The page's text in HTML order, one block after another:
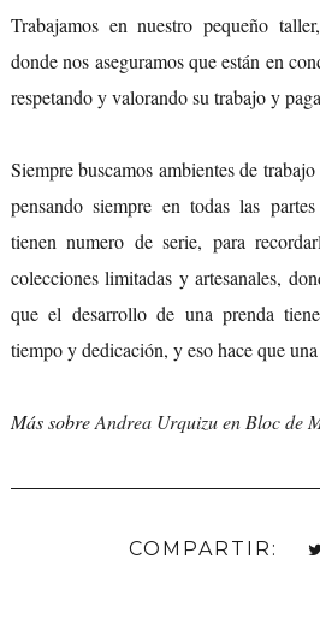
Trabajamos en nuestro pequeño
donde nos aseguramos que están en
respetando y valorando su trabajo y
Siempre buscamos ambientes de
pensando siempre en todas las
tienen numero de serie, para
colecciones limitadas y artesanales,
que el desarrollo de una prenda
tiempo y dedicación, y eso hace que
Más sobreAndrea Urquizu en Bloc de
COMPARTIR: